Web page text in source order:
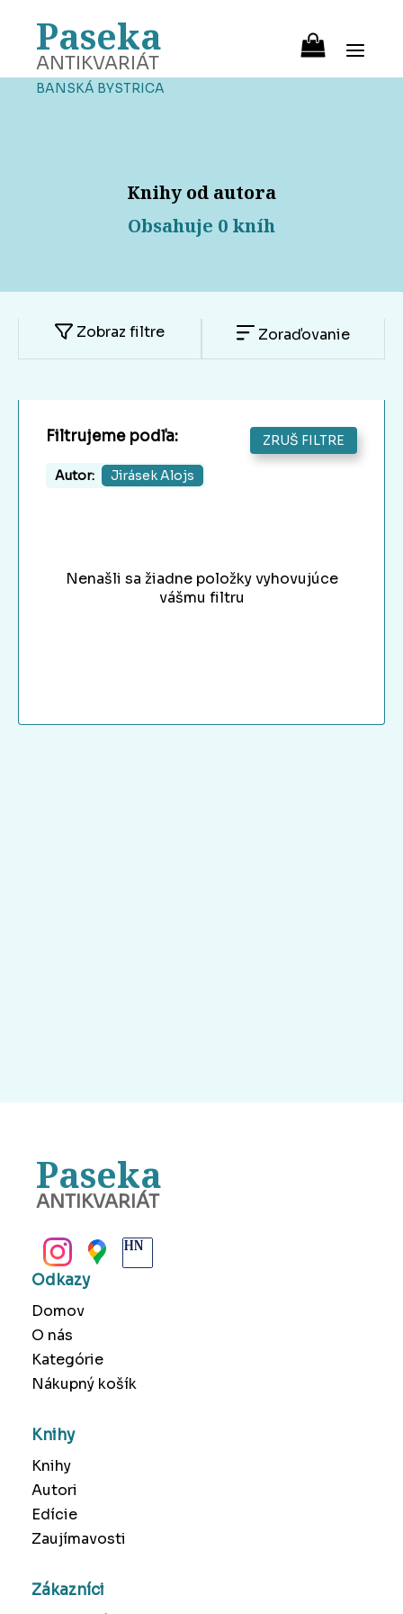
Paseka
ANTIKVARIÁT
BANSKÁ BYSTRICA
Knihy od autora
Obsahuje 0 kníh
Zobraz filtre Zoraďovanie
Filtrujeme podľa: ZRUŠ FILTRE
Autor: Jirásek Alojs
Nenašli sa žiadne položky vyhovujúce
vášmu filtru
Paseka
ANTIKVARIÁT
Odkazy
Domov
O nás
Kategórie
Nákupný košík
Knihy
Knihy
Autori
Edície
Zaujímavosti
Zákazníci